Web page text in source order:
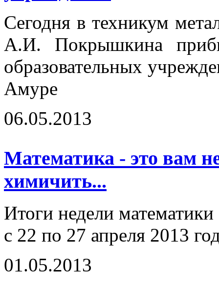
Сегодня в техникум
А.И. Покрышкина
образовательных
Амуре
06.05.2013
Математика - это вам
химичить...
Итоги недели
с 22 по 27 апреля 2013
01.05.2013